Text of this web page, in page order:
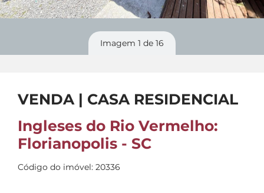
Imagem 1 de 16
VENDA | CASA RESIDENCIAL
Ingleses do Rio Vermelho:
Florianopolis - SC
Código do imóvel: 20336